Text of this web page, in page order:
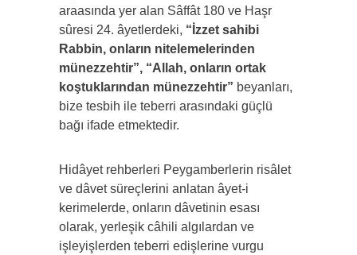
araasında yer alan Sâffât 180 ve Haşr
sûresi 24. âyetlerdeki, “İzzet sahibi
Rabbin, onların nitelemelerinden
münezzehtir”, “Allah, onların ortak
koştuklarından münezzehtir” beyanları,
bize tesbih ile teberri arasındaki güçlü
bağı ifade etmektedir.
Hidâyet rehberleri Peygamberlerin risâlet
ve dâvet süreçlerini anlatan âyet-i
kerimelerde, onların dâvetinin esası
olarak, yerleşik câhili algılardan ve
işleyişlerden teberri edişlerine vurgu